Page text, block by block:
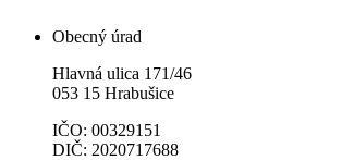
Obecný úrad
Hlavná ulica 171/46
053 15 Hrabušice
IČO: 00329151
DIČ: 2020717688